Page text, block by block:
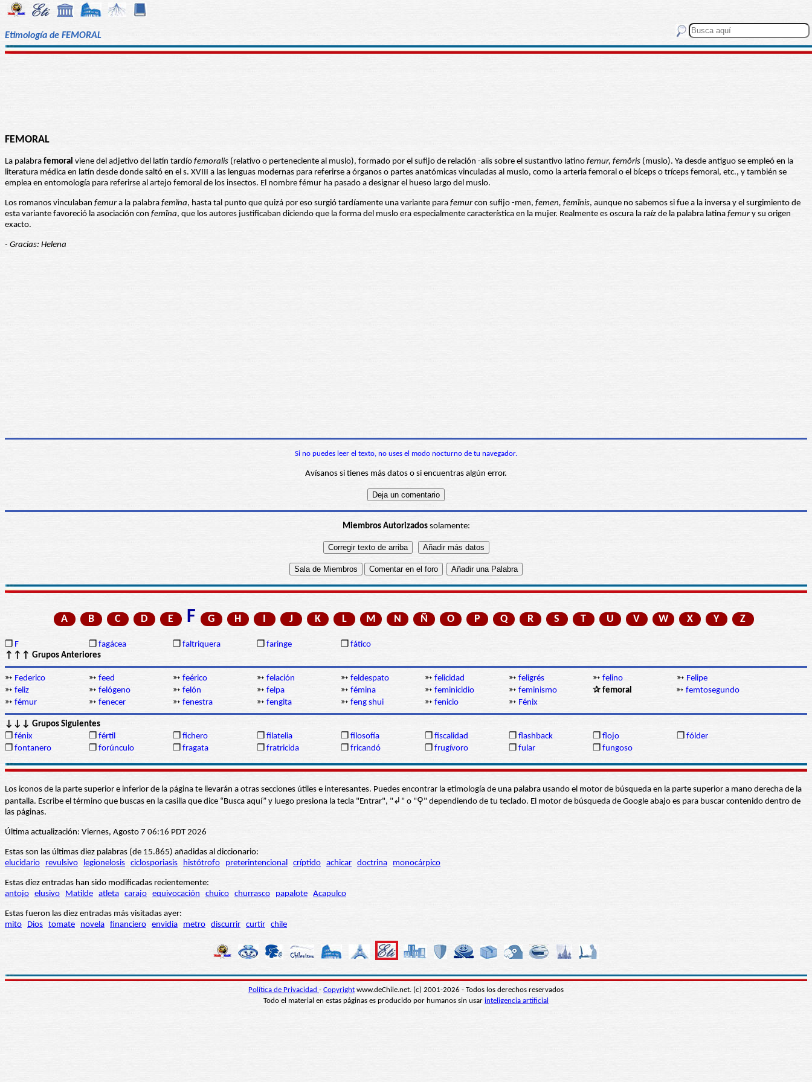
Etimología de FEMORAL
FEMORAL
La palabra femoral viene del adjetivo del latín tardío femoralis (relativo o perteneciente al muslo), formado por el sufijo de relación -alis sobre el sustantivo latino femur, femŏris (muslo). Ya desde antiguo se empleó en la
literatura médica en latín desde donde saltó en el s. XVIII a las lenguas modernas para referirse a órganos o partes anatómicas vinculadas al muslo, como la arteria femoral o el bíceps o tríceps femoral, etc., y también se
emplea en entomología para referirse al artejo femoral de los insectos. El nombre fémur ha pasado a designar el hueso largo del muslo.
Los romanos vinculaban femura la palabra femĭna, hasta tal punto que quizá por eso surgió tardíamente una variante para femurcon sufijo -men, femen, femĭnis, aunque no sabemos si fue a la inversa y el surgimiento de
esta variante favoreció la asociación con femĭna, que los autores justificaban diciendo que la forma del muslo era especialmente característica en la mujer. Realmente es oscura la raíz de la palabra latina femury su origen
exacto.
- Gracias: Helena
Si no puedes leer el texto, no uses el modo nocturno de tu navegador.
Avísanos si tienes más datos o si encuentras algún error.
Miembros Autorizadossolamente:
A B C D E F G H I J K L M N Ñ O P Q R S T U V W X Y Z
❒ F ❒ fagácea ❒ faltriquera ❒ faringe ❒ fático
↑↑↑ Grupos Anteriores
➳ Federico ➳ feed ➳ feérico ➳ felación ➳ feldespato ➳ felicidad ➳ feligrés ➳ felino ➳ Felipe
➳ feliz ➳ felógeno ➳ felón ➳ felpa ➳ fémina ➳ feminicidio ➳ feminismo ✰ femoral ➳ femtosegundo
➳ fémur ➳ fenecer ➳ fenestra ➳ fengita ➳ feng shui ➳ fenicio ➳ Fénix
↓↓↓ Grupos Siguientes
❒ fénix ❒ fértil ❒ fichero ❒ filatelia ❒ filosofía ❒ fiscalidad ❒ flashback ❒ flojo ❒ fólder
❒ fontanero ❒ forúnculo ❒ fragata ❒ fratricida ❒ fricandó ❒ frugívoro ❒ fular ❒ fungoso
Los iconos de la parte superior e inferior de la página te llevarán a otras secciones útiles e interesantes. Puedes encontrar la etimología de una palabra usando el motor de búsqueda en la parte superior a mano derecha de la
pantalla. Escribe el término que buscas en la casilla que dice “Busca aquí” y luego presiona la tecla "Entrar", "↲" o "⚲" dependiendo de tu teclado. El motor de búsqueda de Google abajo es para buscar contenido dentro de
las páginas.
Última actualización: Viernes, Agosto 7 06:16 PDT 2026
Estas son las últimas diez palabras (de 15.865) añadidas al diccionario:
elucidario
revulsivo legionelosis ciclosporiasis histótrofo preterintencional críptido achicar doctrina monocárpico
Estas diez entradas han sido modificadas recientemente:
antojo elusivo Matilde atleta carajo equivocación chuico churrasco papalote Acapulco
Estas fueron las diez entradas más visitadas ayer:
mito
Dios tomate novela financiero envidia metro discurrir curtir chile
Política de Privacidad - Copyright www.deChile.net. (c) 2001-2026 - Todos los derechos reservados
Todo el material en estas páginas es producido por humanos sin usar inteligencia artificial